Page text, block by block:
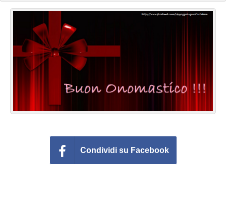
Cartoline giorni anno
Cartoline giorni settimana
Cartoline musicali
Cartoline animate
Condividi su Facebook